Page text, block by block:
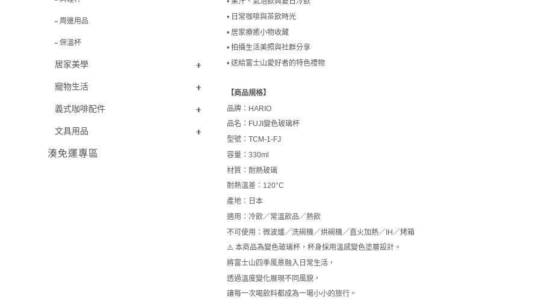
周邊用品
保溫杯
居家美學
寵物生活
義式咖啡配件
文具用品
湊免運專區
• 日常咖啡與茶飲時光
• 居家療癒小物收藏
• 拍攝生活美照與社群分享
• 送給富士山愛好者的特色禮物
【商品規格】
品牌：HARIO
品名：FUJI變色玻璃杯
型號：TCM-1-FJ
容量：330ml
材質：耐熱玻璃
耐熱溫差：120°C
產地：日本
適用：冷飲／常溫飲品／熱飲
不可使用：微波爐／洗碗機／烘碗機／直火加熱／IH／烤箱
⚠️ 本商品為變色玻璃杯，杯身採用溫感變色塗層設計。
將富士山四季風景融入日常生活，
透過溫度變化展現不同風貌，
讓每一次喝飲料都成為一場小小的旅行。